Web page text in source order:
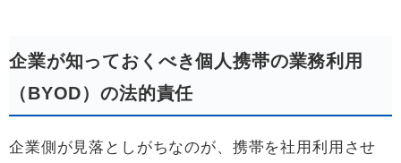
企業が知っておくべき個人携帯の業務利用
（BYOD）の法的責任
企業側が見落としがちなのが、携帯を社用利用させ